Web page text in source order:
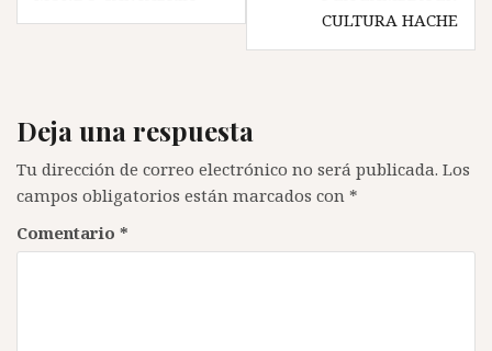
entradas
CULTURA HACHE
Deja una respuesta
Tu dirección de correo electrónico no será publicada. Los
campos obligatorios están marcados con *
Comentario *